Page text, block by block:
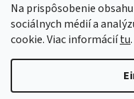
Na prispôsobenie
sociálnych médií a
cookie. Viac informáciítu.